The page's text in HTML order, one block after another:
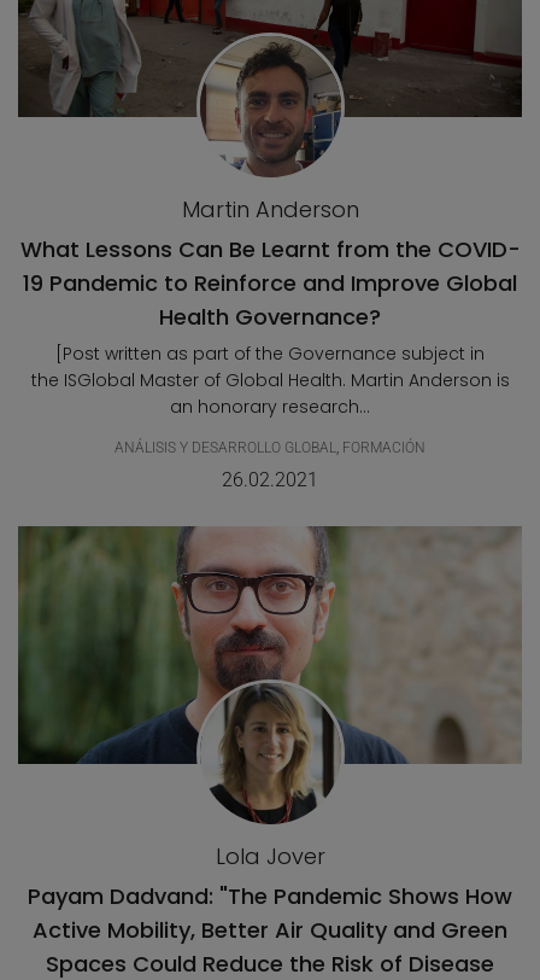
Martin Anderson
What Lessons Can Be Learnt from the COVID-
19 Pandemic to Reinforce and Improve Global
Health Governance?
[Post written as part of the Governance subject in
the ISGlobal Master of Global Health. Martin Anderson is
an honorary research...
ANÁLISIS Y DESARROLLO GLOBAL FORMACIÓN
26.02.2021
Lola Jover
Payam Dadvand: "The Pandemic Shows How
Active Mobility, Better Air Quality and Green
Spaces Could Reduce the Risk of Disease